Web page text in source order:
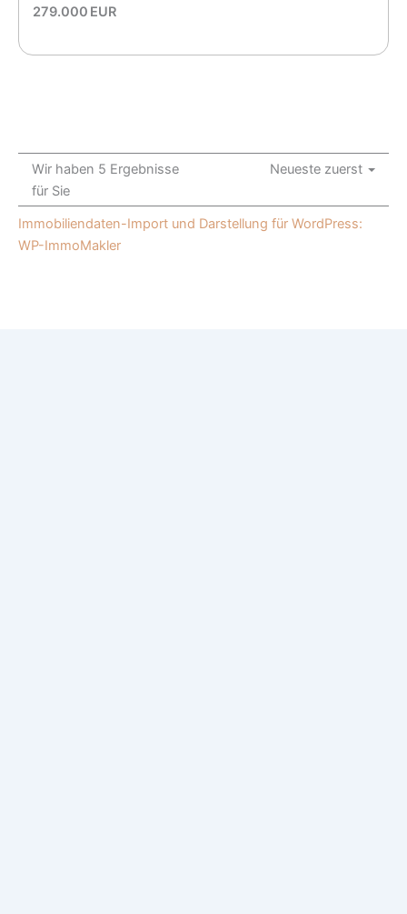
279.000 EUR
Wir haben 5 Ergebnisse
für Sie
Neueste zuerst
Immobiliendaten-Import und Darstellung für WordPress:
WP-ImmoMakler